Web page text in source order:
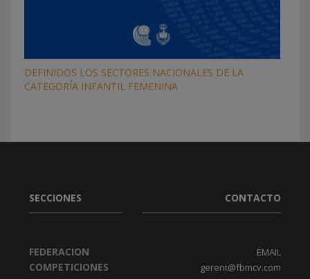
DEFINIDOS LOS SECTORES NACIONALES DE LA
CATEGORÍA INFANTIL FEMENINA
SECCIONES
FEDERACION
COMPETICIONES
CONTACTO
EMAIL
gerent@fbmcv.com